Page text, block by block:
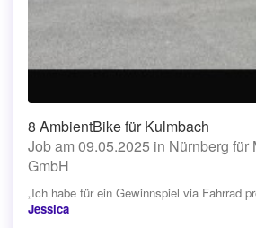
8 AmbientBike für Kulmbach
Job am 09.05.2025 in Nürnberg für
GmbH
„Ich habe für ein Gewinnspiel via Fahrrad
Jessica